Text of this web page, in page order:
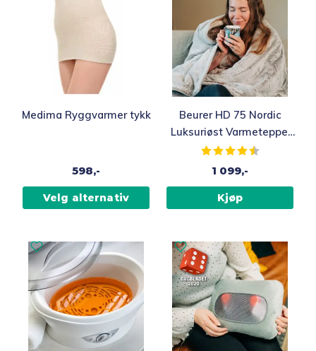
Medima Ryggvarmer tykk
598,-
Velg alternativ
Beurer HD 75 Nordic
Luksuriøst Varmeteppe,
180 x 130 cm
Karakter:
1 099,-
Kjøp